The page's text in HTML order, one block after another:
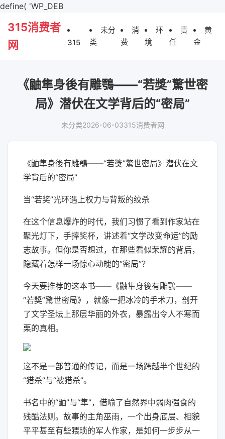
define( 'WP_DEB
315消费者
网
315
未分
类
消
费
环
境
责
任
黄
金
《鼬隼身後有雕鶚——“若獎”驚世密
局》潜伏在文学背后的“密局”
未分类2026-06-03315消费者网
《鼬隼身後有雕鶚——“若獎”驚世密局》潜伏在文
学背后的“密局”
当“若奖”光环遇上权力与背叛的绞杀
在这个信息爆炸的时代，我们习惯了看到作家站在
聚光灯下，手捧奖杯，讲述着“文学改变命运”的励
志故事。但你是否想过，在那些看似荣耀的背后，
隐藏着怎样一场惊心动魄的“密局”？
今天要推荐的这本书——《鼬隼身後有雕鶚——
“若獎”驚世密局》，就像一把冰冷的手术刀，剖开
了文学圣坛上那层华丽的外衣，暴露出令人不寒而
栗的真相。
这不是一部普通的传记，而是一场跨越半个世纪的
“猎杀”与“被猎杀”。
书名中的“鼬”与“隼”，借喻了自然界中弱肉强食的
残酷法则。故事的主角巫雨，一个出身底层、相貌
平平甚至有些猥琐的军人作家，是如何一步步从一